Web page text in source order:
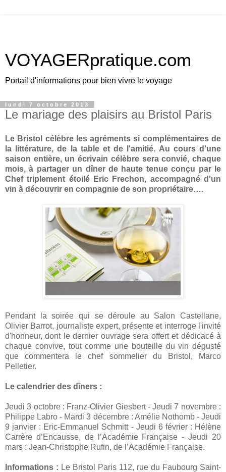
VOYAGERpratique.com
Portail d'informations pour bien vivre le voyage
lundi 7 octobre 2013
Le mariage des plaisirs au Bristol Paris
Le Bristol célèbre les agréments si complémentaires de
la littérature, de la table et de l'amitié. Au cours d'une
saison entière, un écrivain célèbre sera convié, chaque
mois, à partager un dîner de haute tenue conçu par le
Chef triplement étoilé Eric Frechon, accompagné d'un
vin à découvrir en compagnie de son propriétaire….
Pendant la soirée qui se déroule au Salon Castellane,
Olivier Barrot, journaliste expert, présente et interroge l'invité
d'honneur, dont le dernier ouvrage sera offert et dédicacé à
chaque convive, tout comme une bouteille du vin dégusté
que commentera le chef sommelier du Bristol, Marco
Pelletier.
Le calendrier des dîners :
Jeudi 3 octobre : Franz-Olivier Giesbert - Jeudi 7 novembre :
Philippe Labro - Mardi 3 décembre : Amélie Nothomb - Jeudi
9 janvier : Eric-Emmanuel Schmitt - Jeudi 6 février : Hélène
Carrère d’Encausse, de l’Académie Française - Jeudi 20
mars : Jean-Christophe Rufin, de l’Académie Française.
Informations : Le Bristol Paris 112, rue du Faubourg Saint-